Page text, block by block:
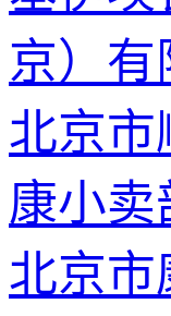
京）有
北京市
康小卖
北京市